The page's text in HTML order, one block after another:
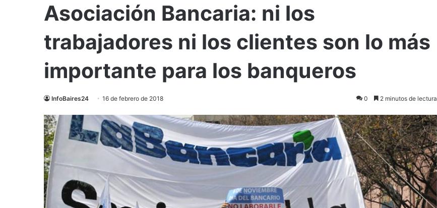
Asociación Bancaria: ni los
trabajadores ni los clientes son lo más
importante para los banqueros
InfoBaires24 16 de febrero de 2018 0 2 minutos de lectura